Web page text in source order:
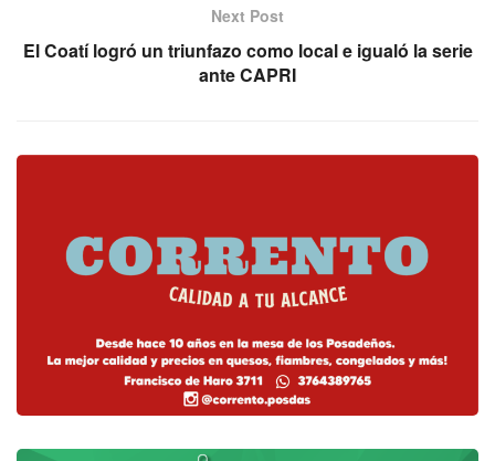
Next Post
El Coatí logró un triunfazo como local e igualó la serie
ante CAPRI